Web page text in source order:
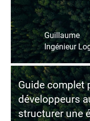
Guillaume
Ingénieur
Guide complet
développeurs
structurer une